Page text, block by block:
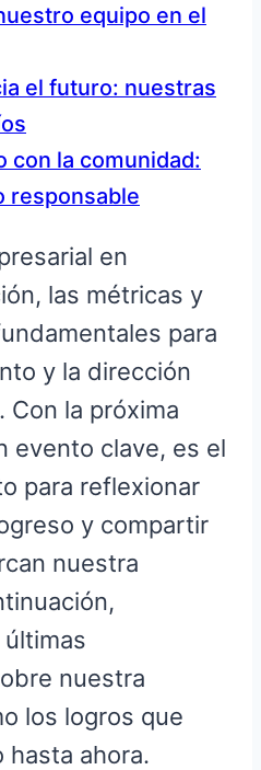
equipo en el
el futuro: nuestras
con la comunidad:
responsable
en
las métricas y
para
y la dirección
Con la próxima
evento clave, es el
para reflexionar
y compartir
nuestra
nuestra
los logros que
hasta ahora.